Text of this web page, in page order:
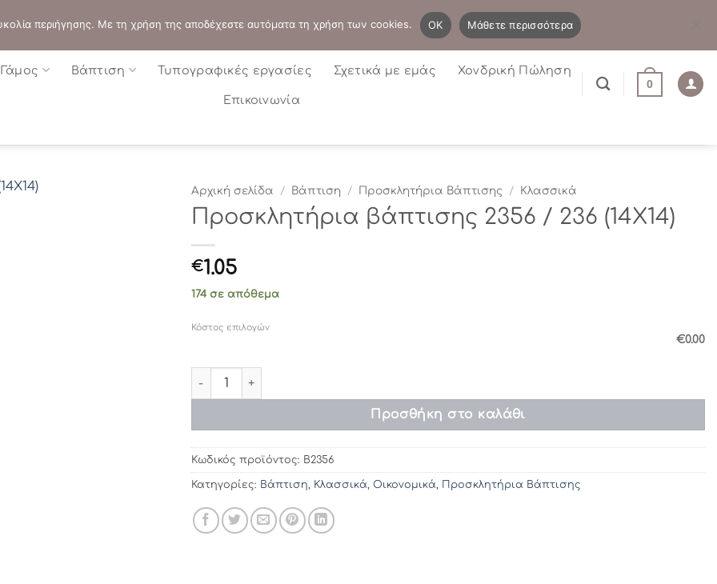
Η λίστα μου Newsletter
Γάμος Βάπτιση Τυπογραφικές εργασίες Σχετικά με εμάς Χονδρική Πώληση
Επικοινωνία
0
Αρχική σελίδα / Βάπτιση / Προσκλητήρια Βάπτισης / Κλασσικά
Προσκλητήρια βάπτισης 2356 / 236 (14Χ14)
€1.05
174 σε απόθεμα
Κόστος επιλογών
€0.00
Προσκλητήρια βάπτισης 2356 / 236 (14Χ14) ποσότητα
Προσθήκη στο καλάθι
Κωδικός προϊόντος: Β2356
Κατηγορίες: Βάπτιση, Κλασσικά, Οικονομικά, Προσκλητήρια Βάπτισης
περιήγησης. Με τη χρήση της αποδέχεστε αυτόματα τη χρήση των cookies. OK Μάθετε περισσότερα